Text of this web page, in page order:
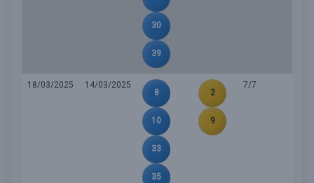
30
39
18/03/2025
14/03/2025
8
10
33
35
2
9
7/7